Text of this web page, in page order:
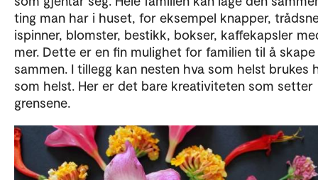
ting man har i huset, for eksempel knapper,
ispinner, blomster, bestikk, bokser, kaffekapsler
mer. Dette er en fin mulighet for familien til å
sammen. I tillegg kan nesten hva som helst brukes
som helst. Her er det bare kreativiteten som setter
grensene.